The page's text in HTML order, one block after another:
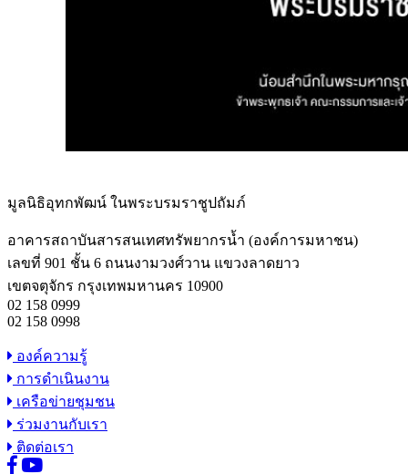
มูลนิธิอุทกพัฒน์ ในพระบรมราชูปถัมภ์
อาคารสถาบันสารสนเทศทรัพยากรน้ำ (องค์การมหาชน)
เลขที่ 901 ชั้น 6 ถนนงามวงศ์วาน แขวงลาดยาว
เขตจตุจักร กรุงเทพมหานคร 10900
02 158 0999
02 158 0998
องค์ความรู้
การดำเนินงาน
เครือข่ายชุมชน
ร่วมงานกับเรา
ติดต่อเรา